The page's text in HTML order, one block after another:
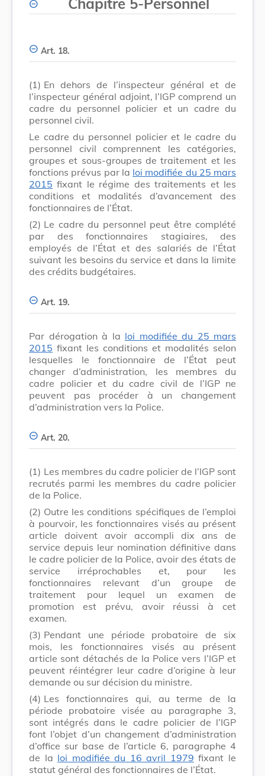
Art. 18.
(1) En dehors de l’inspecteur général et de
l’inspecteur général adjoint, l’IGP comprend un
cadre du personnel policier et un cadre du
personnel civil.
Le cadre du personnel policier et le cadre du
personnel civil comprennent les catégories,
groupes et sous-groupes de traitement et les
fonctions prévus par la loi modifiée du 25 mars
2015 fixant le régime des traitements et les
conditions et modalités d’avancement des
fonctionnaires de l’État.
(2) Le cadre du personnel peut être complété
par des fonctionnaires stagiaires, des
employés de l’État et des salariés de l’État
suivant les besoins du service et dans la limite
des crédits budgétaires.
Art. 19.
Par dérogation à la loi modifiée du 25 mars
2015 fixant les conditions et modalités selon
lesquelles le fonctionnaire de l’État peut
changer d’administration, les membres du
cadre policier et du cadre civil de l’IGP ne
peuvent pas procéder à un changement
d’administration vers la Police.
Art. 20.
(1) Les membres du cadre policier de l’IGP sont
recrutés parmi les membres du cadre policier
de la Police.
(2) Outre les conditions spécifiques de l’emploi
à pourvoir, les fonctionnaires visés au présent
article doivent avoir accompli dix ans de
service depuis leur nomination définitive dans
le cadre policier de la Police, avoir des états de
service irréprochables et, pour les
fonctionnaires relevant d’un groupe de
traitement pour lequel un examen de
promotion est prévu, avoir réussi à cet
examen.
(3) Pendant une période probatoire de six
mois, les fonctionnaires visés au présent
article sont détachés de la Police vers l’IGP et
peuvent réintégrer leur cadre d’origine à leur
demande ou sur décision du ministre.
(4) Les fonctionnaires qui, au terme de la
période probatoire visée au paragraphe 3,
sont intégrés dans le cadre policier de l’IGP
font l’objet d’un changement d’administration
d’office sur base de l’article 6, paragraphe 4
de la loi modifiée du 16 avril 1979 fixant le
statut général des fonctionnaires de l’État.